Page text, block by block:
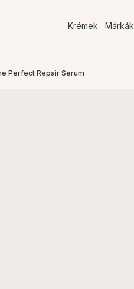
Krémek Márkák
Perfect Repair Serum